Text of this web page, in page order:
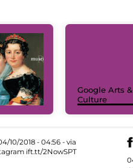
Google Arts &
Culture